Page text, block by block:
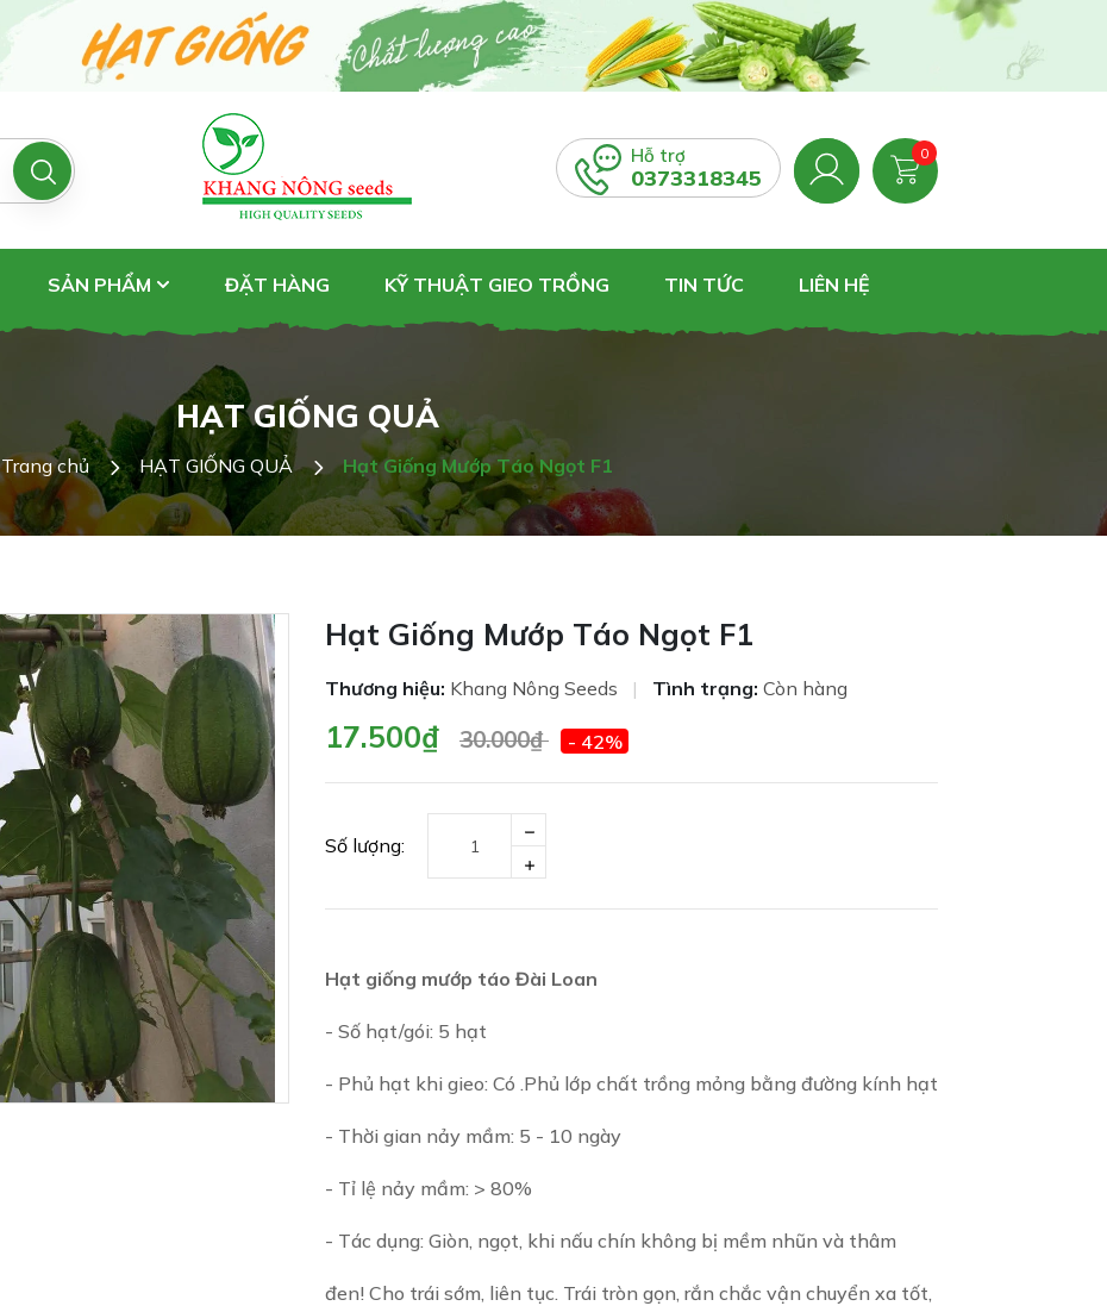
Hỗ trợ
0373318345
0
SẢN PHẨM ĐẶT HÀNG KỸ THUẬT GIEO TRỒNG TIN TỨC LIÊN HỆ
HẠT GIỐNG QUẢ
Trang chủ HẠT GIỐNG QUẢ Hạt Giống Mướp Táo Ngọt F1
Hạt Giống Mướp Táo Ngọt F1
Thương hiệu: Khang Nông Seeds | Tình trạng: Còn hàng
17.500₫ 30.000₫ - 42%
Số lượng:
Hạt giống mướp táo Đài Loan
- Số hạt/gói: 5 hạt
- Phủ hạt khi gieo: Có .Phủ lớp chất trồng mỏng bằng đường kính hạt
- Thời gian nảy mầm: 5 - 10 ngày
- Tỉ lệ nảy mầm: > 80%
- Tác dụng: Giòn, ngọt, khi nấu chín không bị mềm nhũn và thâm
đen! Cho trái sớm, liên tục. Trái tròn gọn, rắn chắc vận chuyển xa tốt,